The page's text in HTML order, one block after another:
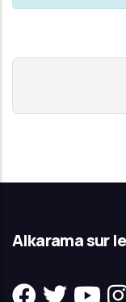
Alkarama sur